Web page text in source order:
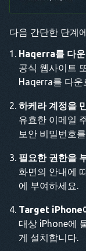
다음 간단한 단계
Haqerra를 다
공식 웹사이트
Haqerra를 다운
하케라 계정을
유효한 이메일
보안 비밀번호
필요한 권한을
화면의 안내에
에 부여하세요.
Target iPhone
대상 iPhone에
게 설치합니다.